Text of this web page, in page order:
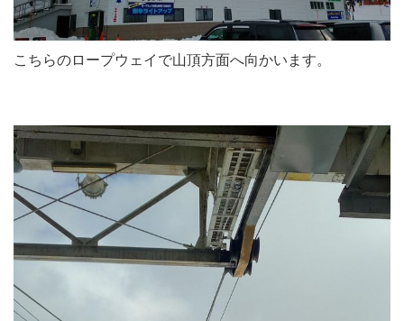
こちらのロープウェイで山頂方面へ向かいます。